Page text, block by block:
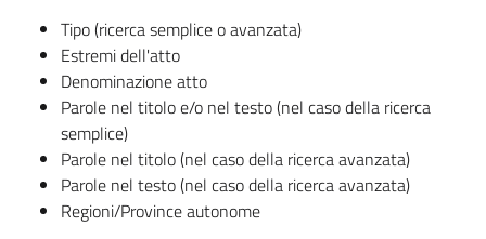
Tipo (ricerca semplice o avanzata)
Estremi dell'atto
Denominazione atto
Parole nel titolo e/o nel testo (nel caso della ricerca
semplice)
Parole nel titolo (nel caso della ricerca avanzata)
Parole nel testo (nel caso della ricerca avanzata)
Regioni/Province autonome